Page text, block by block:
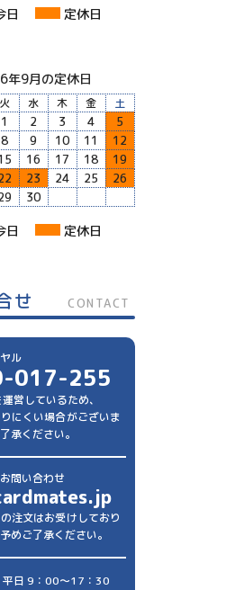
日 定休日
年9月の定休日
火 水 木 金 土
1 2 3 4
5
8 9 10 11
12
16 17 18
19
23 24 25
26
30
日 定休日
CONTACT
せ
ル
017-255
営しているため、
にくい場合がございま
承ください。
問い合わせ
注文はお受けしており
めご了承ください。
平日 9：00～17：30